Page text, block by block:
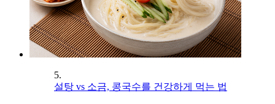
5.
설탕 vs 소금, 콩국수를 건강하게 먹는 법